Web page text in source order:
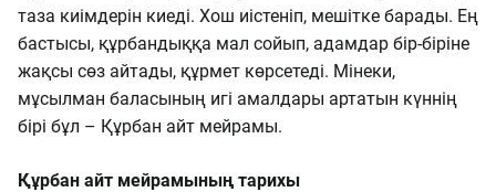
таза киімдерін киеді. Хош иістеніп, мешітке барады. Ең
бастысы, құрбандыққа мал сойып, адамдар бір-біріне
жақсы сөз айтады, құрмет көрсетеді. Мінеки,
мұсылман баласының игі амалдары артатын күннің
бірі бұл – Құрбан айт мейрамы.
Құрбан айт мейрамының тарихы